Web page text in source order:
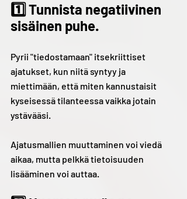
1️⃣ Tunnista negatiivinen
sisäinen puhe.
Pyrii "tiedostamaan" itsekriittiset
ajatukset, kun niitä syntyy ja
miettimään, että miten kannustaisit
kyseisessä tilanteessa vaikka jotain
ystävääsi.
Ajatusmallien muuttaminen voi viedä
aikaa, mutta pelkkä tietoisuuden
lisääminen voi auttaa.